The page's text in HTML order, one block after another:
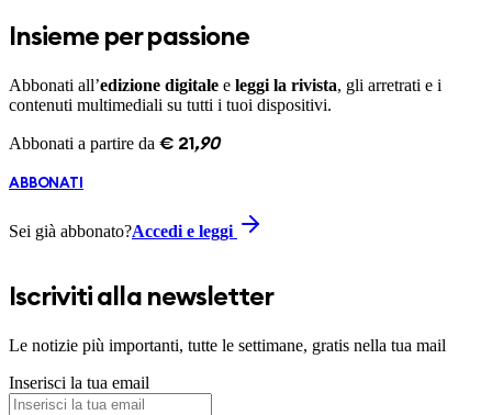
Insieme per passione
Abbonati all’edizione digitale e leggi la rivista, gli arretrati e i
contenuti multimediali su tutti i tuoi dispositivi.
Abbonati a partire da € 21 ,90
ABBONATI
Sei già abbonato?Accedi e leggi
Iscriviti alla newsletter
Le notizie più importanti, tutte le settimane, gratis nella tua mail
Inserisci la tua email